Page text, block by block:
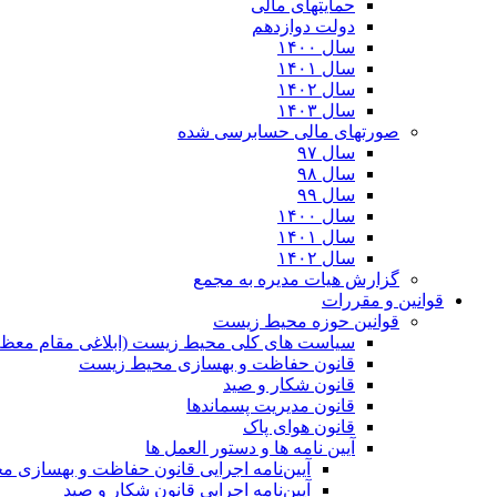
حمایتهای مالی
دولت دوازدهم
سال ۱۴۰۰
سال ۱۴۰۱
سال ۱۴۰۲
سال ۱۴۰۳
صورتهای مالی حسابرسی شده
سال ۹۷
سال ۹۸
سال ۹۹
سال ۱۴۰۰
سال ۱۴۰۱
سال ۱۴۰۲
گزارش هیات مدیره به مجمع
قوانین و مقررات
قوانین حوزه محیط زیست
ﺳﯿﺎﺳﺖ ﻫﺎی ﮐﻠﯽ ﻣﺤﯿﻂ زﯾﺴﺖ (ابلاغی مقام
قانون حفاظت و بهسازی محیط زیست
قانون شکار و صید
قانون مدیریت پسماندها
قانون هوای پاک
آیین نامه ها و دستور العمل ها
آیین‌نامه اجرایی قانون حفاظت و
آیین‌نامه اجرایی قانون شکار و صید